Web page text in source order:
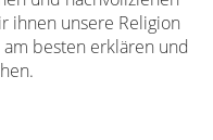
ihnen unsere Religion
besten erklären und